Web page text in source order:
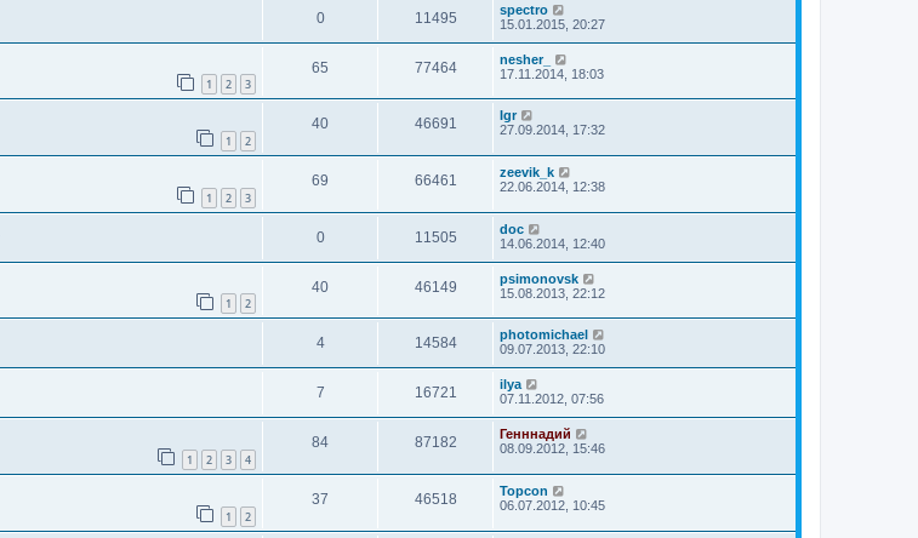
0 11495
spectro
15.01.2015, 20:27
1 2 3
65 77464
nesher_
17.11.2014, 18:03
1 2
40 46691
Igr
27.09.2014, 17:32
1 2 3
69 66461
zeevik_k
22.06.2014, 12:38
0 11505
doc
14.06.2014, 12:40
1 2
40 46149
psimonovsk
15.08.2013, 22:12
4 14584
photomichael
09.07.2013, 22:10
7 16721
ilya
07.11.2012, 07:56
1 2 3 4
84 87182
Генннадий
08.09.2012, 15:46
1 2
37 46518
Topcon
06.07.2012, 10:45